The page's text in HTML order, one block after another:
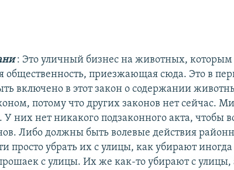
: Это уличный бизнес на животных, которым
общественность, приезжающая сюда. Это в
включено в этот закон о содержании
потому что других законов нет сейчас.
У них нет никакого подзаконного акта, чтобы
Либо должны быть волевые действия
просто убрать их с улицы, как убирают
с улицы. Их же как-то убирают с